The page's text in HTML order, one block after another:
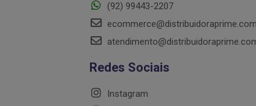
(92) 99443-2207
Redes Sociais
Instagram